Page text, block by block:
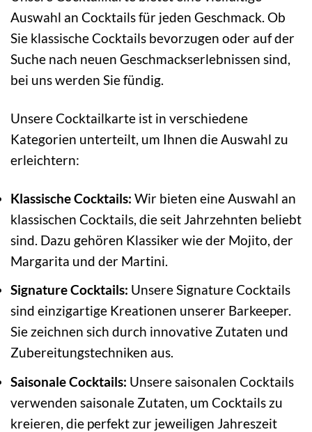
Auswahl an Cocktails für jeden Geschmack. Ob
Sie klassische Cocktails bevorzugen oder auf der
Suche nach neuen Geschmackserlebnissen sind,
bei uns werden Sie fündig.
Unsere Cocktailkarte ist in verschiedene
Kategorien unterteilt, um Ihnen die Auswahl zu
erleichtern:
Klassische Cocktails: Wir bieten eine Auswahl an
klassischen Cocktails, die seit Jahrzehnten beliebt
sind. Dazu gehören Klassiker wie der Mojito, der
Margarita und der Martini.
Signature Cocktails: Unsere Signature Cocktails
sind einzigartige Kreationen unserer Barkeeper.
Sie zeichnen sich durch innovative Zutaten und
Zubereitungstechniken aus.
Saisonale Cocktails: Unsere saisonalen Cocktails
verwenden saisonale Zutaten, um Cocktails zu
kreieren, die perfekt zur jeweiligen Jahreszeit